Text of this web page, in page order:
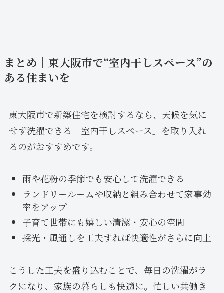
まとめ｜東大阪市で“室内干しスペース”の
ある住まいを
東大阪市で新築住宅を検討するなら、天候を気に
せず洗濯できる「室内干しスペース」を取り入れ
るのがおすすめです。
雨や花粉の季節でも安心して洗濯できる
ランドリールームや収納と組み合わせて家事効
率をアップ
子育て世帯にも嬉しい清潔・安心の空間
採光・風通しを工夫すれば快適性がさらに向上
こうした工夫を盛り込むことで、毎日の洗濯がラ
クになり、家族の暮らしも快適に。忙しい共働き